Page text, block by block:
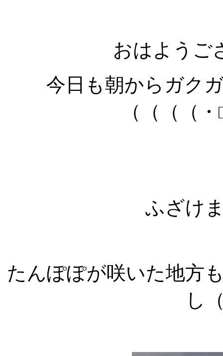
おはようご
今日も朝からガク
（（（（
ふざけ
たんぽぽが咲いた地方
し